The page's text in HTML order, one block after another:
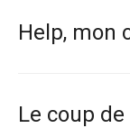
Help, mon
Le coup